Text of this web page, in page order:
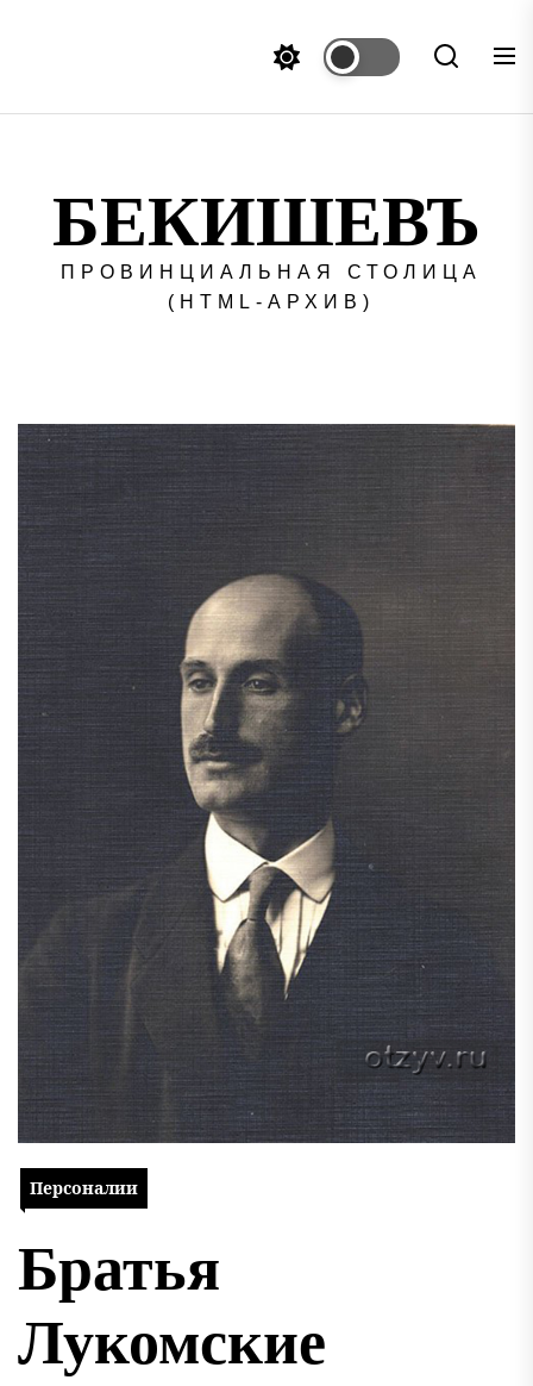
БЕКИШЕВЪ
ПРОВИНЦИАЛЬНАЯ СТОЛИЦА
(HTML-АРХИВ)
Персоналии
Братья
Лукомские